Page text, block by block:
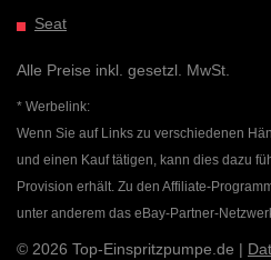
Seat
Alle Preise inkl. gesetzl. MwSt.
* Werbelink:
Wenn Sie auf Links zu verschiedenen
und einen Kauf tätigen, kann dies dazu
Provision erhält. Zu den Affiliate-
unter anderem das eBay-Partner-
© 2026 Top-Einspritzpumpe.de |